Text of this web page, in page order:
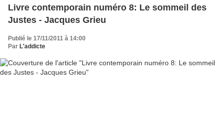
Livre contemporain numéro 8: Le sommeil des
Justes - Jacques Grieu
Publié le 17/11/2011 à 14:00
Par L'addicte